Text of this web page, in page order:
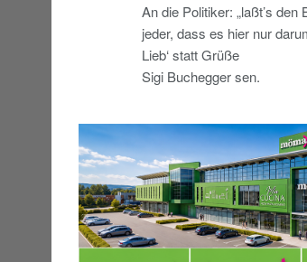
An die Politiker: „laßt’s
jeder, dass es hier nur
Lieb‘ statt Grüße
Sigi Buchegger sen.